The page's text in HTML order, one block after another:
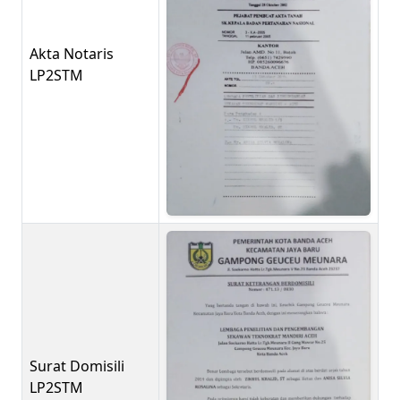
Akta Notaris
LP2STM
Surat Domisili
LP2STM